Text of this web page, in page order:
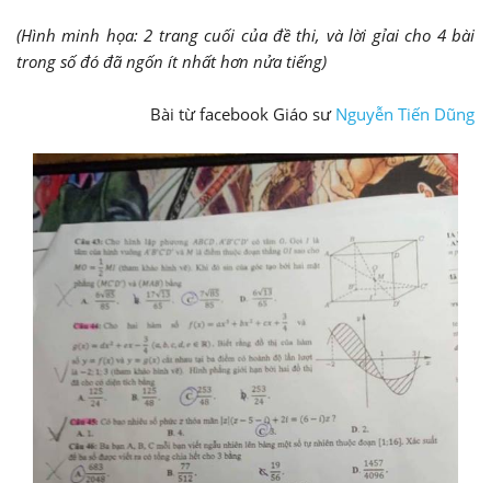
(Hình minh họa: 2 trang cuối của đề thi, và lời gỉai cho 4 bài
trong số đó đã ngốn ít nhất hơn nửa tiếng)
Bài từ facebook Giáo sư Nguyễn Tiến Dũng